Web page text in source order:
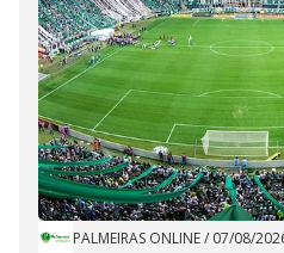
PALMEIRAS ONLINE/ 07/08/